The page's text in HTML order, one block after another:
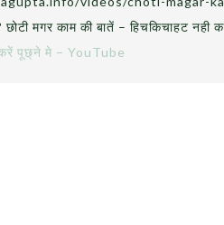
छोटी मगर काम की बातें – हिचकिचाहट नही
करें पूछ्ने मे – YouTube